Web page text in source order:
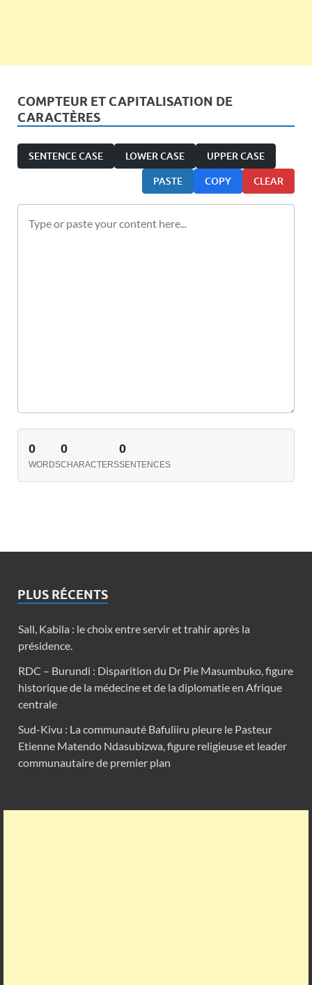
COMPTEUR ET CAPITALISATION DE
CARACTÈRES
SENTENCE CASE LOWER CASE UPPER CASE
PASTE COPY CLEAR
0
WORDS
0
CHARACTERS
0
SENTENCES
PLUS RÉCENTS
Sall, Kabila : le choix entre servir et trahir après la
présidence.
RDC – Burundi : Disparition du Dr Pie Masumbuko, figure
historique de la médecine et de la diplomatie en Afrique
centrale
Sud-Kivu : La communauté Bafuliiru pleure le Pasteur
Etienne Matendo Ndasubizwa, figure religieuse et leader
communautaire de premier plan